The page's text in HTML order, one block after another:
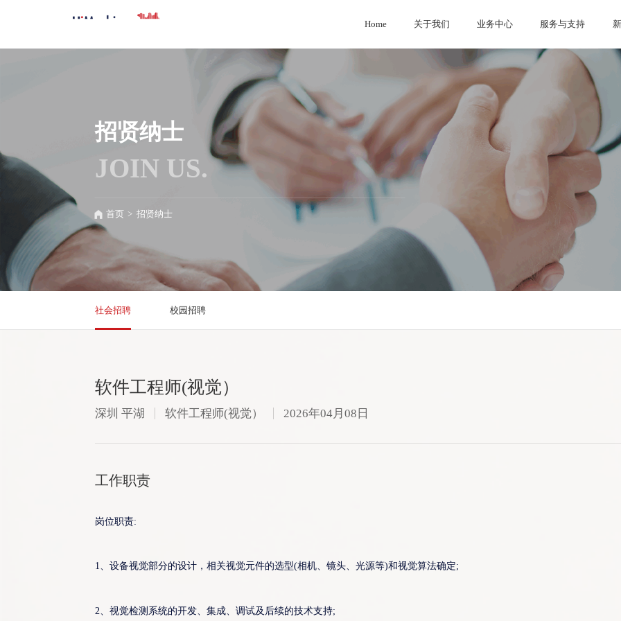
Home 关于我们 业务中心 服务与支持
招贤纳士
JOIN US.
首页 > 招贤纳士
社会招聘 校园招聘
软件工程师(视觉）
深圳 平湖 软件工程师(视觉） 2026年04月08日
工作职责
岗位职责:
1、设备视觉部分的设计，相关视觉元件的选型(相机、镜头、光源等)和视觉算法确定;
2、视觉检测系统的开发、集成、调试及后续的技术支持;